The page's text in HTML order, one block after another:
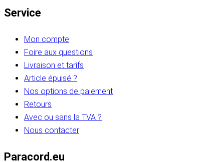
Service
Mon compte
Foire aux questions
Livraison et tarifs
Article épuisé ?
Nos options de paiement
Retours
Avec ou sans la TVA ?
Nous contacter
Paracord.eu